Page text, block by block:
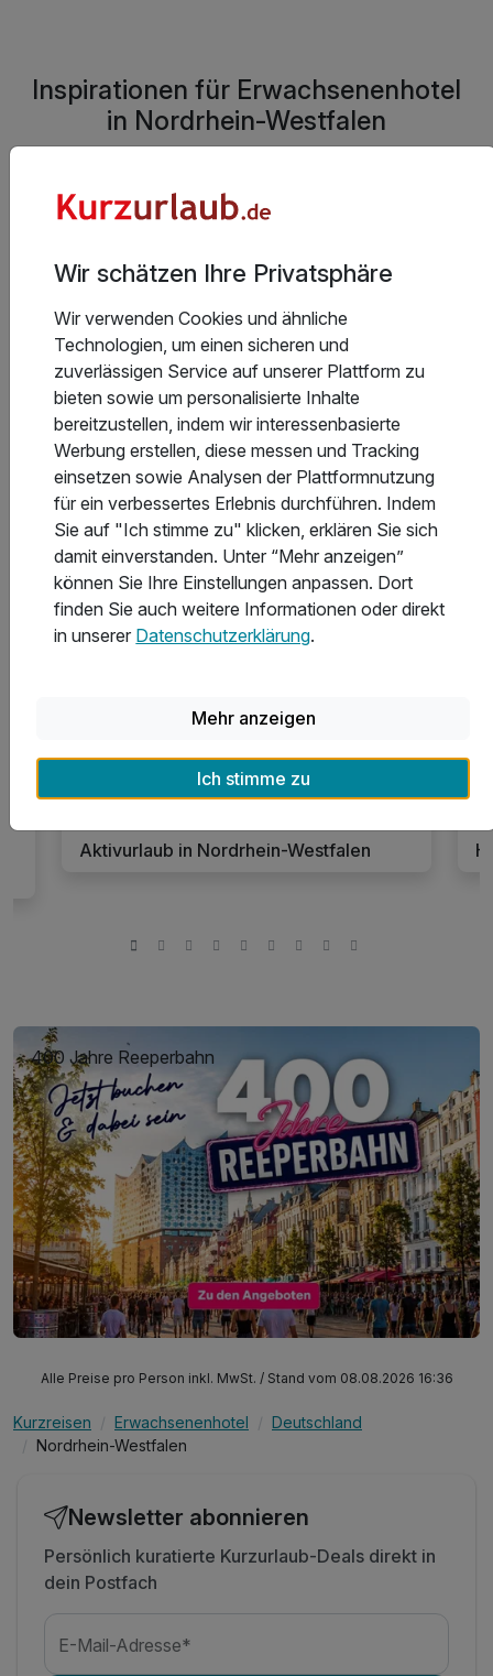
Inspirationen für Erwachsenenhotel
in Nordrhein-Westfalen
Kurzreisen Nordrhein-Westfalen
Weitere Reisethemen für deinen
Kurzurlaub in Nordrhein-Westfalen
1044 Angebote
Aktivurlaub in Nordrhein-Westfalen
400 Jahre Reeperbahn
Alle Preise pro Person inkl. MwSt. / Stand vom 08.08.2026 16:36
Kurzreisen Erwachsenenhotel
Deutschland
Nordrhein-Westfalen
Newsletter abonnieren
Persönlich kuratierte Kurzurlaub-Deals direkt in
dein Postfach
E-Mail-Adresse*
Wir schätzen Ihre Privatsphäre
Wir verwenden Cookies und ähnliche
Technologien, um einen sicheren und
zuverlässigen Service auf unserer Plattform zu
bieten sowie um personalisierte Inhalte
bereitzustellen, indem wir interessenbasierte
Werbung erstellen, diese messen und Tracking
einsetzen sowie Analysen der Plattformnutzung
für ein verbessertes Erlebnis durchführen. Indem
Sie auf "Ich stimme zu" klicken, erklären Sie sich
damit einverstanden. Unter “Mehr anzeigen”
können Sie Ihre Einstellungen anpassen. Dort
finden Sie auch weitere Informationen oder direkt
in unserer Datenschutzerklärung.
Mehr anzeigen
Ich stimme zu